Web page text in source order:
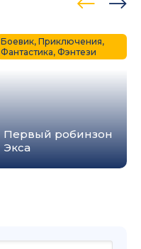
Первый робинзон
Экса
Боевик, Приключения,
Фантастика, Фэнтези